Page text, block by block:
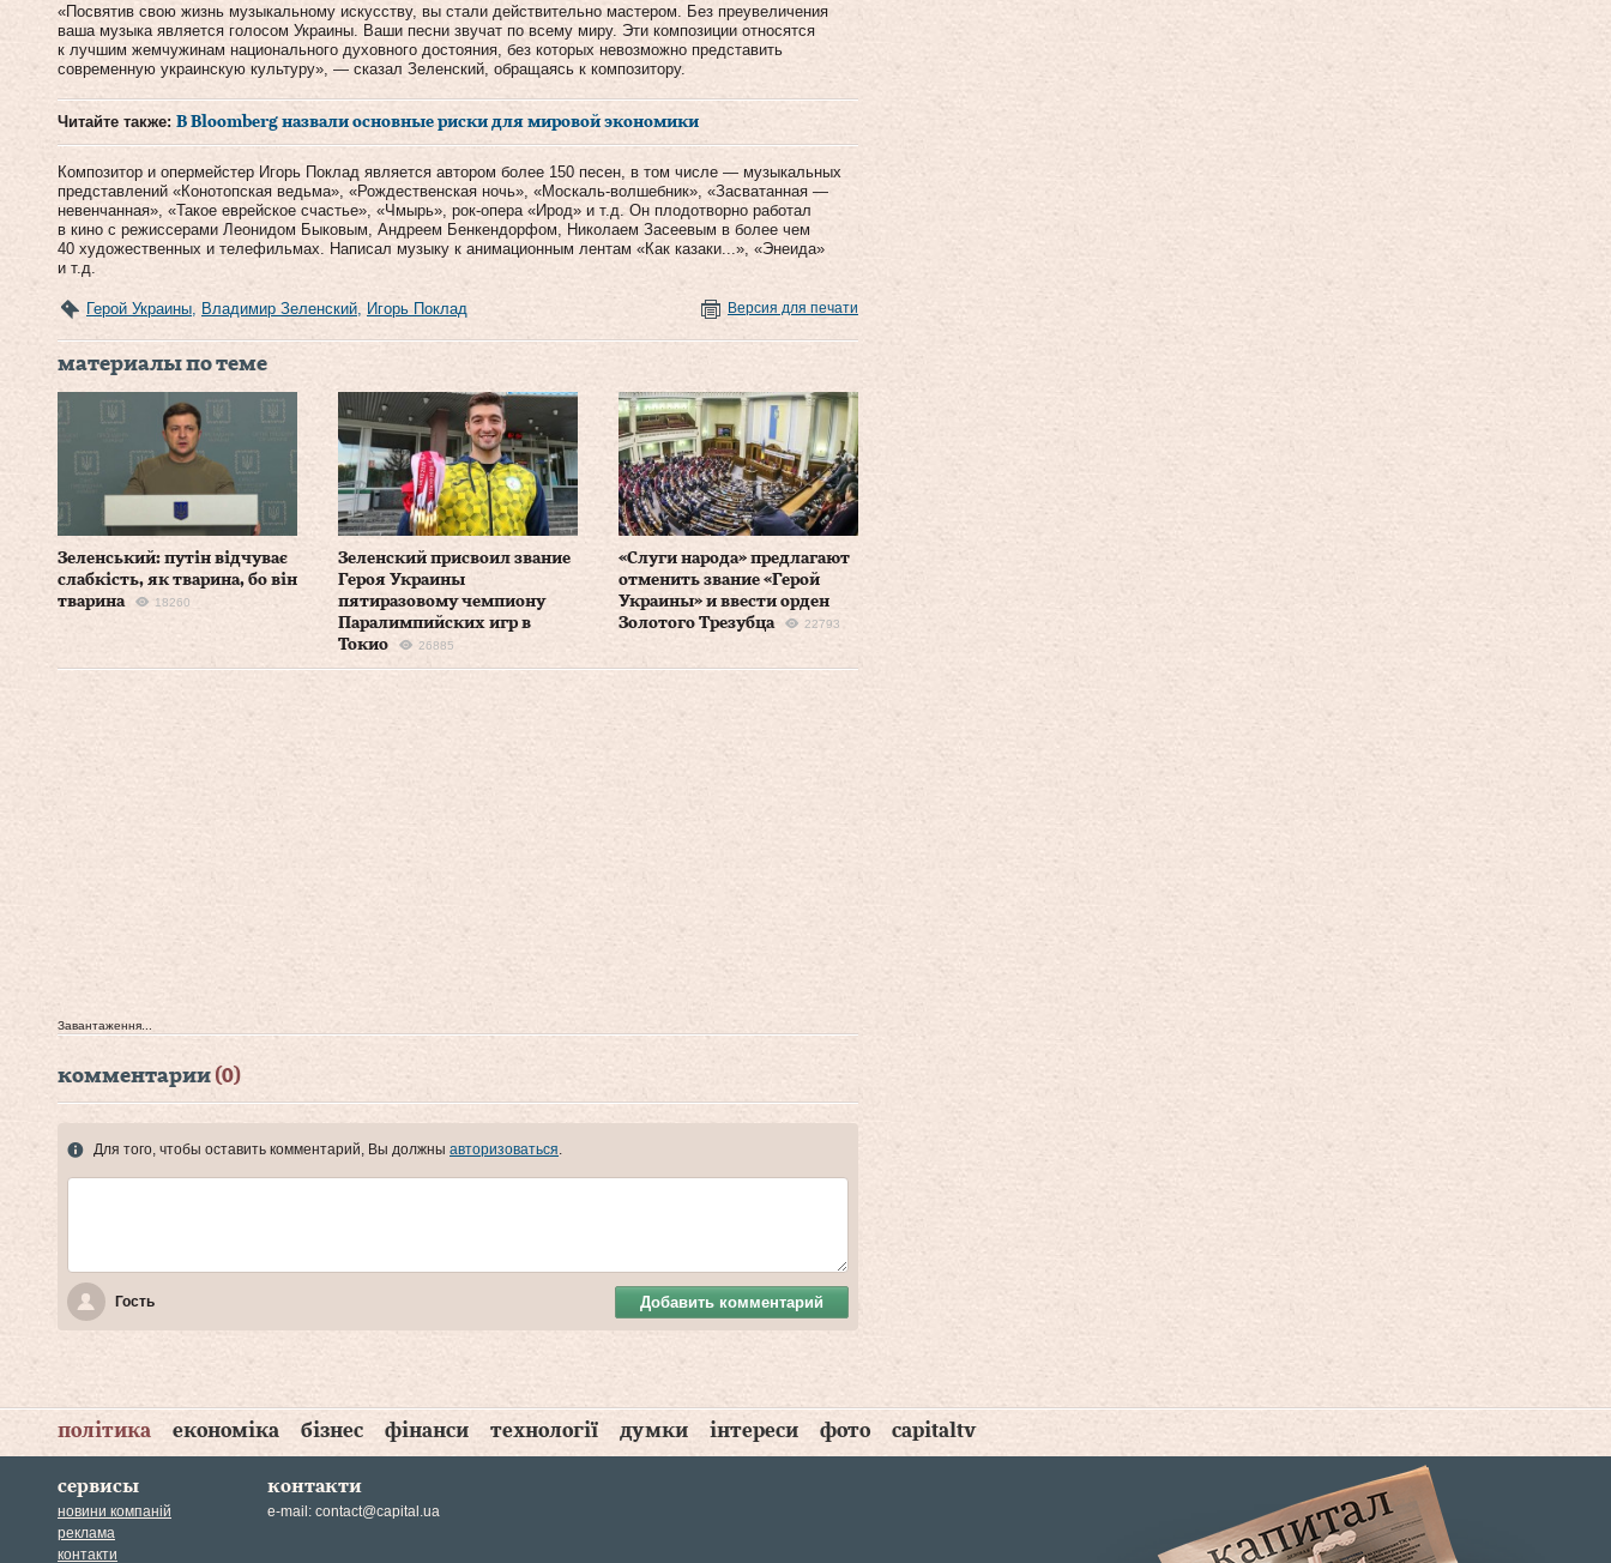
«Посвятив свою жизнь музыкальному искусству, вы стали действительно мастером. Без преувеличения
ваша музыка является голосом Украины. Ваши песни звучат по всему миру. Эти композиции относятся
к лучшим жемчужинам национального духовного достояния, без которых невозможно представить
современную украинскую культуру», — сказал Зеленский, обращаясь к композитору.
Читайте также: В Bloomberg назвали основные риски для мировой экономики
Композитор и опермейстер Игорь Поклад является автором более 150 песен, в том числе — музыкальных
представлений «Конотопская ведьма», «Рождественская ночь», «Москаль-волшебник», «Засватанная —
невенчанная», «Такое еврейское счастье», «Чмырь», рок-опера «Ирод» и т.д. Он плодотворно работал
в кино с режиссерами Леонидом Быковым, Андреем Бенкендорфом, Николаем Засеевым в более чем
40 художественных и телефильмах. Написал музыку к анимационным лентам «Как казаки...», «Энеида»
и т.д.
Герой Украины Владимир Зеленский Игорь Поклад Версия для печати
материалы по теме
Зеленський: путін відчуває
слабкість, як тварина, бо він
тварина
18260
Зеленский присвоил звание
Героя Украины
пятиразовому чемпиону
Паралимпийских игр в
Токио
26885
«Слуги народа» предлагают
отменить звание «Герой
Украины» и ввести орден
Золотого Трезубца
22793
Завантаження...
комментарии (0)
Для того, чтобы оставить комментарий, Вы должны авторизоваться
Гость Добавить комментарий
політика економіка бізнес фінанси технології думки інтереси фото capitaltv
сервисы
новини компаній
реклама
контакти
контакти
e-mail: contact@capital.ua